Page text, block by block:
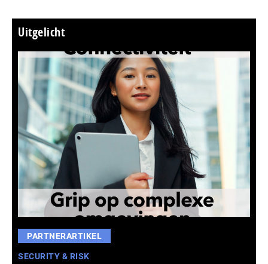
Uitgelicht
PARTNERARTIKEL
SECURITY & RISK